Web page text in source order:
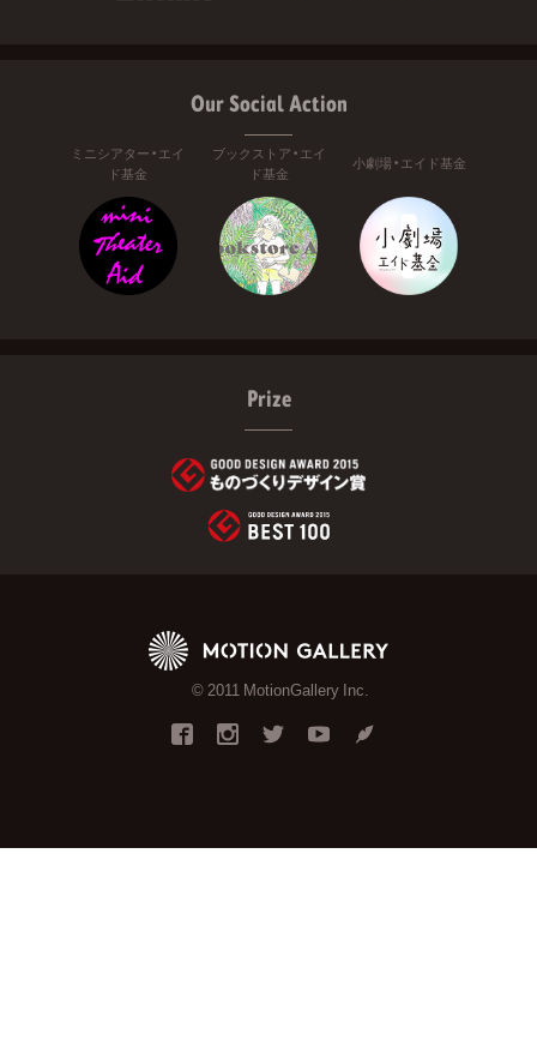
Our Social Action
ミニシアター・エイ
ド基金
ブックストア・エイ
ド基金
小劇場・エイド基金
Prize
© 2011 MotionGallery Inc.